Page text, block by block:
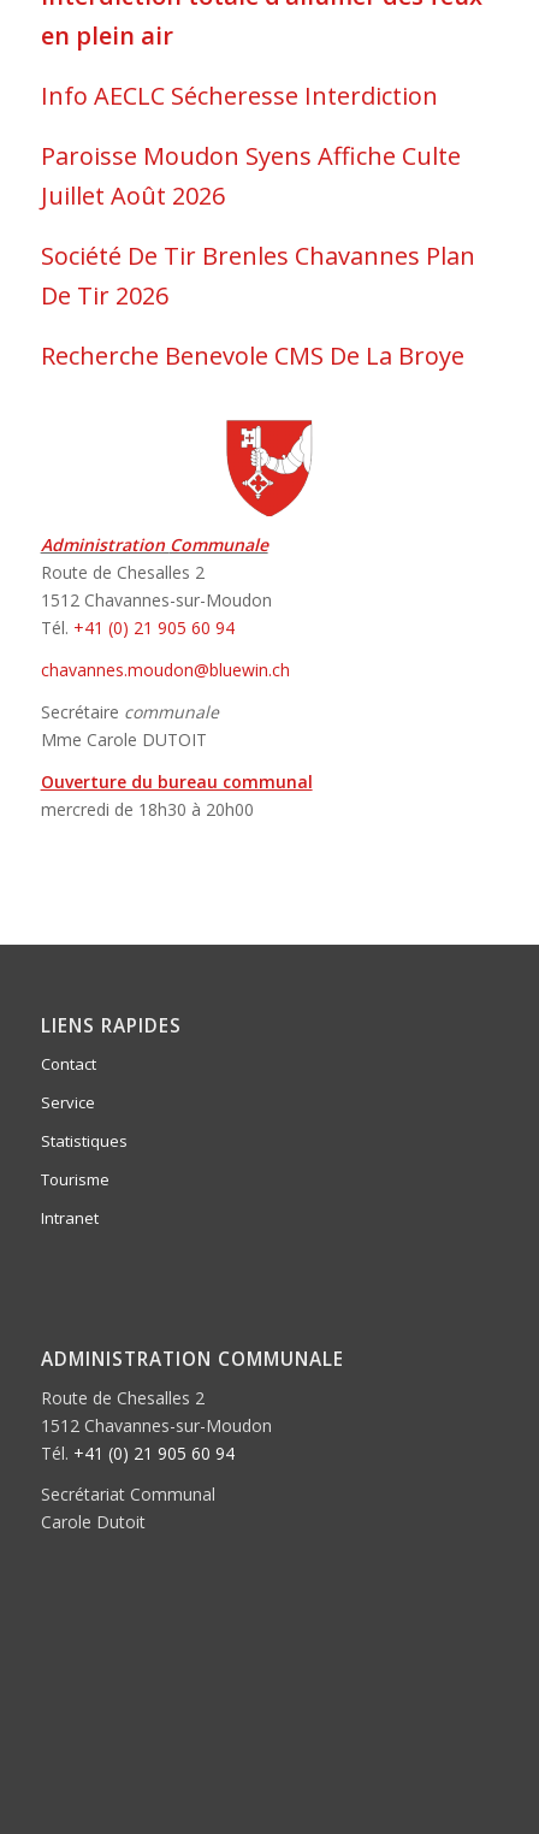
en plein air
Info AECLC Sécheresse Interdiction
Paroisse Moudon Syens Affiche Culte
Juillet Août 2026
Société De Tir Brenles Chavannes Plan
De Tir 2026
Recherche Benevole CMS De La Broye
Administration Communale
Route de Chesalles 2
1512 Chavannes-sur-Moudon
Tél. +41 (0) 21 905 60 94
chavannes.moudon@bluewin.ch
Secrétaire communale
Mme Carole DUTOIT
Ouverture du bureau communal
mercredi de 18h30 à 20h00
LIENS RAPIDES
Contact
Service
Statistiques
Tourisme
Intranet
ADMINISTRATION COMMUNALE
Route de Chesalles 2
1512 Chavannes-sur-Moudon
Tél. +41 (0) 21 905 60 94
Secrétariat Communal
Carole Dutoit